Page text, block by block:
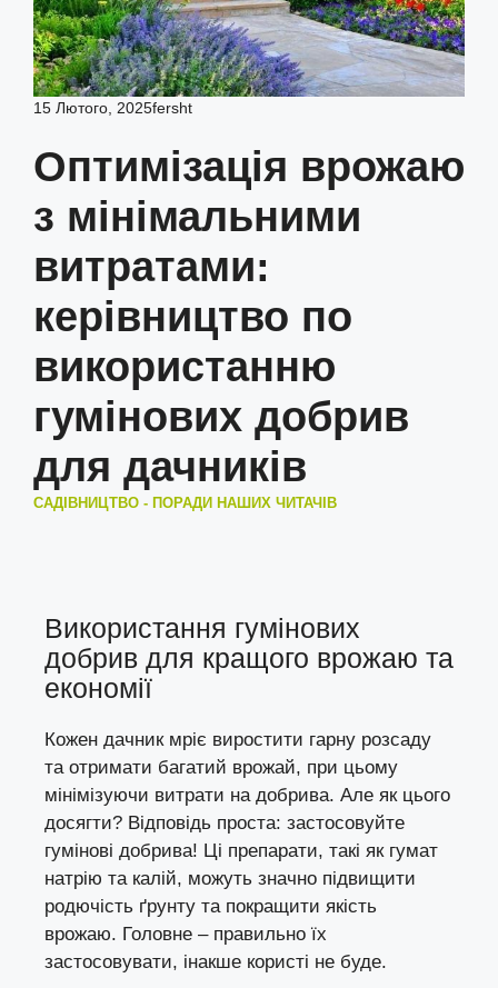
15 Лютого, 2025fersht
Оптимізація врожаю
з мінімальними
витратами:
керівництво по
використанню
гумінових добрив
для дачників
САДІВНИЦТВО - ПОРАДИ НАШИХ ЧИТАЧІВ
Використання гумінових
добрив для кращого врожаю та
економії
Кожен дачник мріє виростити гарну розсаду
та отримати багатий врожай, при цьому
мінімізуючи витрати на добрива. Але як цього
досягти? Відповідь проста: застосовуйте
гумінові добрива! Ці препарати, такі як гумат
натрію та калій, можуть значно підвищити
родючість ґрунту та покращити якість
врожаю. Головне – правильно їх
застосовувати, інакше користі не буде.